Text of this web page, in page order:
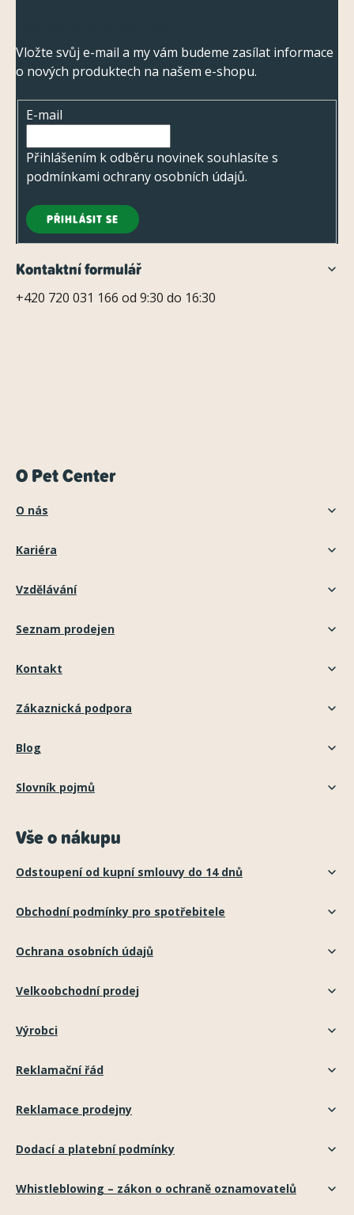
Vložte svůj e-mail a my vám budeme zasílat informace
o nových produktech na našem e-shopu.
E-mail
Přihlášením k odběru novinek souhlasíte s
podmínkami ochrany osobních údajů.
PŘIHLÁSIT SE
Kontaktní formulář
+420 720 031 166 od 9:30 do 16:30
O Pet Center
O nás
Kariéra
Vzdělávání
Seznam prodejen
Kontakt
Zákaznická podpora
Blog
Slovník pojmů
Vše o nákupu
Odstoupení od kupní smlouvy do 14 dnů
Obchodní podmínky pro spotřebitele
Ochrana osobních údajů
Velkoobchodní prodej
Výrobci
Reklamační řád
Reklamace prodejny
Dodací a platební podmínky
Whistleblowing – zákon o ochraně oznamovatelů